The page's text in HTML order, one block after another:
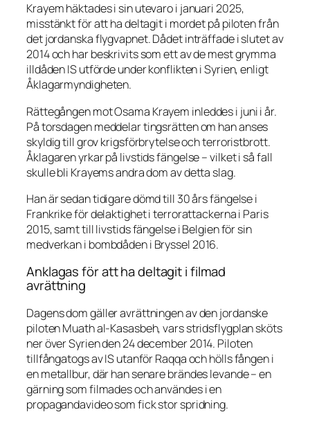
Krayem häktades i sin utevaro i januari 2025,
misstänkt för att ha deltagit i mordet på piloten från
det jordanska flygvapnet. Dådet inträffade i slutet av
2014 och har beskrivits som ett av de mest grymma
illdåden IS utförde under konflikten i Syrien, enligt
Åklagarmyndigheten.
Rättegången mot Osama Krayem inleddes i juni i år.
På torsdagen meddelar tingsrätten om han anses
skyldig till grov krigsförbrytelse och terroristbrott.
Åklagaren yrkar på livstids fängelse – vilket i så fall
skulle bli Krayems andra dom av detta slag.
Han är sedan tidigare dömd till 30 års fängelse i
Frankrike för delaktighet i terrorattackerna i Paris
2015, samt till livstids fängelse i Belgien för sin
medverkan i bombdåden i Bryssel 2016.
Anklagas för att ha deltagit i filmad
avrättning
Dagens dom gäller avrättningen av den jordanske
piloten Muath al-Kasasbeh, vars stridsflygplan sköts
ner över Syrien den 24 december 2014. Piloten
tillfångatogs av IS utanför Raqqa och hölls fången i
en metallbur, där han senare brändes levande – en
gärning som filmades och användes i en
propagandavideo som fick stor spridning.